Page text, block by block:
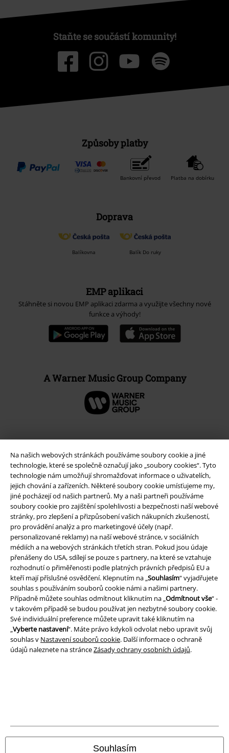
Na našich webových stránkách používáme soubory cookie a jiné
technologie, které se společně označují jako „soubory cookies“. Tyto
technologie nám umožňují shromažďovat informace o uživatelích,
jejich chování a zařízeních. Některé soubory cookie umísťujeme my,
jiné pocházejí od našich partnerů. My a naši partneři používáme
soubory cookie pro zajištění spolehlivosti a bezpečnosti naší webové
stránky, pro zlepšení a přizpůsobení vašich nákupních zkušeností,
pro provádění analýz a pro marketingové účely (např.
personalizované reklamy) na naší webové stránce, v sociálních
médiích a na webových stránkách třetích stran. Pokud jsou údaje
přenášeny do USA, sdílejí se pouze s partnery, na které se vztahuje
rozhodnutí o přiměřenosti podle platných právních předpisů EU a
kteří mají příslušné osvědčení. Klepnutím na „Souhlasím“ vyjadřujete
souhlas s používáním souborů cookie námi a našimi partnery.
Případně můžete souhlas odmítnout kliknutím na „Odmítnout vše“ -
v takovém případě se budou používat jen nezbytné soubory cookie.
Své individuální preference můžete upravit také kliknutím na
„Vyberte nastavení“. Máte právo kdykoli odvolat nebo upravit svůj
souhlas v Nastavení souborů cookie. Další informace o ochraně
údajů naleznete na stránceZásady ochrany osobních údajů.
Souhlasím
Staňte se součástí komunity!
Způsoby platby
Bankovní převod Platba na dobírku
Doprava
Balíkovna Balík Do ruky
EMP aplikaci
Stáhněte si novou EMP aplikaci zdarma a využijte všechny nové
funkce a výhody!
A Warner Music Group Company
Právní informace
Podmínky
Prohlášení
Ochrana osobních údajů
Likvidace odpadu a ochrana životního prostředí
Prohlášení o shodě
Všechny ceny jsou včetně DPH, bezpoštovného a balného